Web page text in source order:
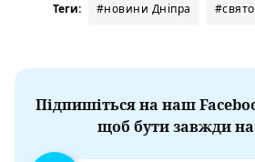
Теги: #новини Дніпра #свято
Підпишіться на наш
щоб бути завжди на